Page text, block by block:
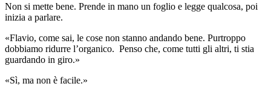
Non si mette bene. Prende in mano un foglio e legge qualcosa, poi
inizia a parlare.
«Flavio, come sai, le cose non stanno andando bene. Purtroppo
dobbiamo ridurre l’organico. Penso che, come tutti gli altri, ti stia
guardando in giro.»
«Sì, ma non è facile.»